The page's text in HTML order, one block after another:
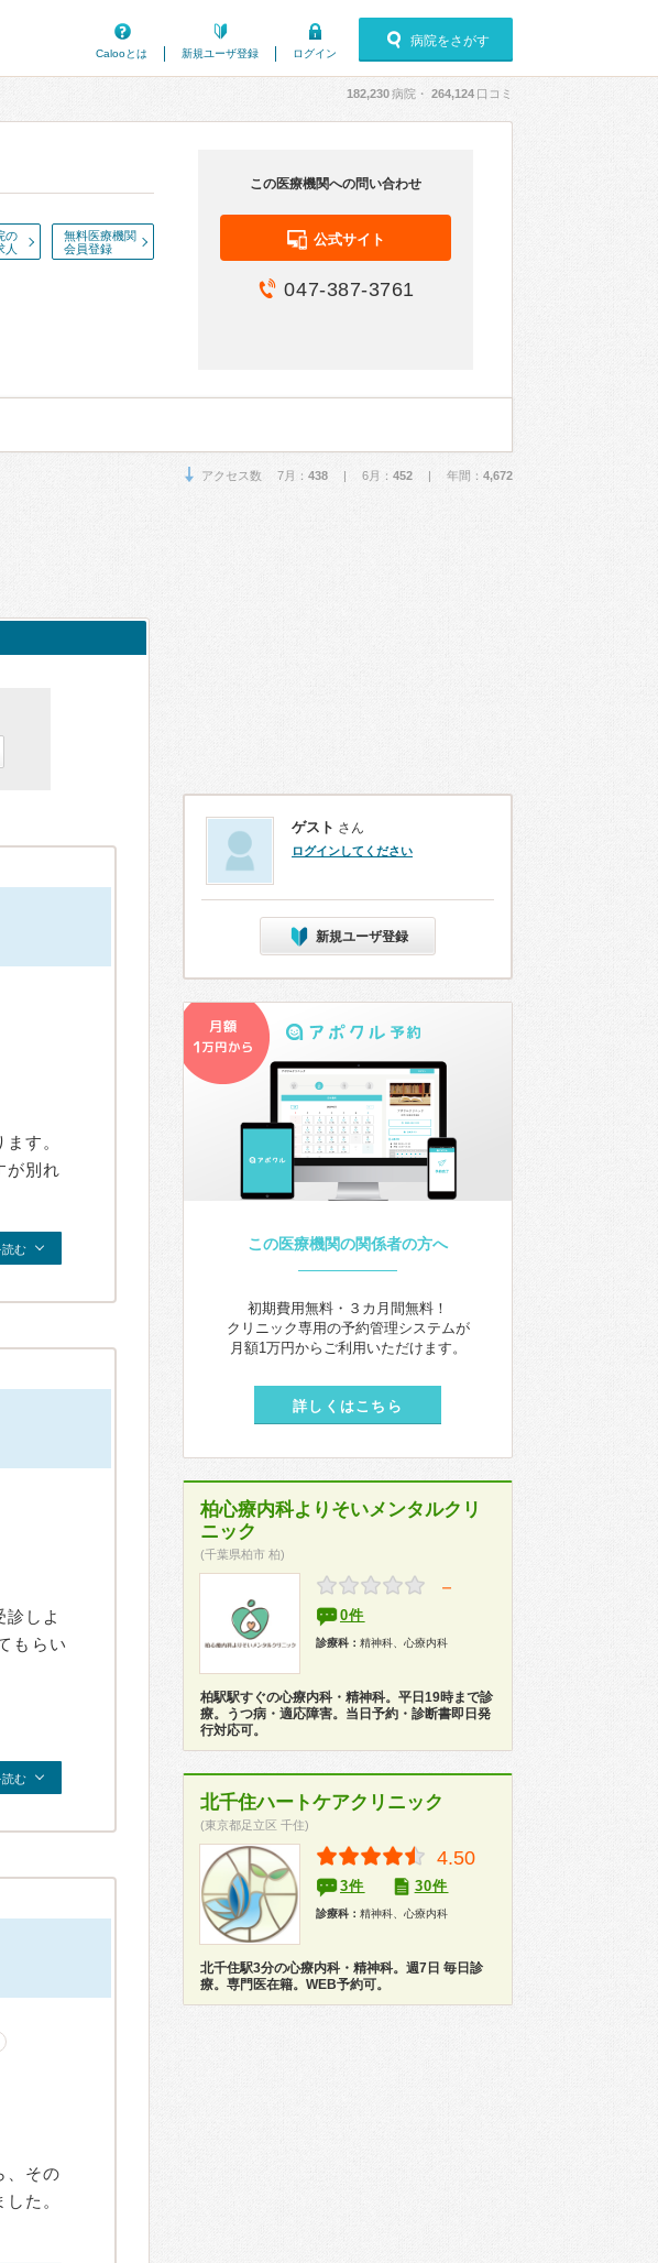
Calooとは
新規ユーザ登録 ログイン
病院をさがす
182,230病院・ 264,124 口コミ
の
人
無料医療機関
会員登録
この医療機関への問い合わせ
公式サイト
047-387-3761
アクセス数 7月： 438 | 6月： 452 | 年間： 4,672
す。
が別れ
む
しよ
もらい
む
、その
た。
ゲスト さん
ログインしてください
新規ユーザ登録
この医療機関の関係者の方へ
初期費用無料・３カ月間無料！
クリニック専用の予約管理システムが
月額1万円からご利用いただけます。
詳しくはこちら
柏心療内科よりそいメンタルクリ
ニック
(千葉県柏市 柏)
－
0件
診療科： 精神科、心療内科
柏駅駅すぐの心療内科・精神科。平日19時まで診
療。うつ病・適応障害。当日予約・診断書即日発
行対応可。
北千住ハートケアクリニック
(東京都足立区 千住)
4.50
3件 30件
診療科： 精神科、心療内科
北千住駅3分の心療内科・精神科。週7日 毎日診
療。専門医在籍。WEB予約可。